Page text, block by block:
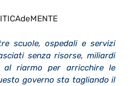
scuole, ospedali e servizi
senza risorse, miliardi
al riarmo per arricchire le
governo sta tagliando il